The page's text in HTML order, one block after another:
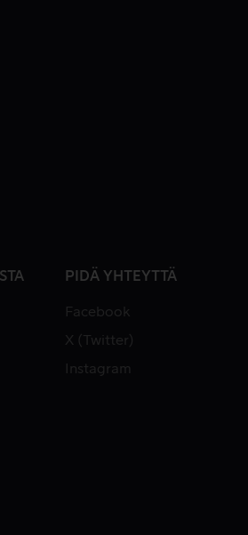
PIDÄ YHTEYTTÄ
Facebook
X (Twitter)
Instagram